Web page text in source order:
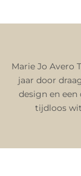
Marie Jo Avero
jaar door
design en
tijdloos